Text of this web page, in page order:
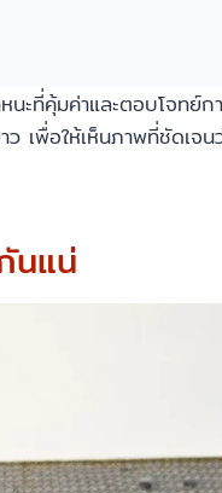
ะที่คุ้มค่าและตอบโจทย์
เพื่อให้เห็นภาพที่ชัดเจ
นแน่